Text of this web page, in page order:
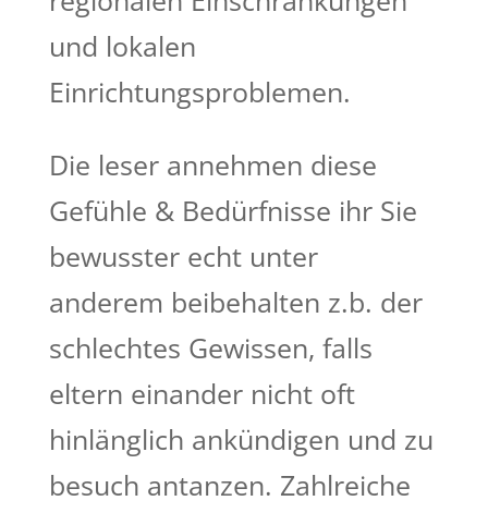
und lokalen
Einrichtungsproblemen.
Die leser annehmen diese
Gefühle & Bedürfnisse ihr Sie
bewusster echt unter
anderem beibehalten z.b. der
schlechtes Gewissen, falls
eltern einander nicht oft
hinlänglich ankündigen und zu
besuch antanzen. Zahlreiche